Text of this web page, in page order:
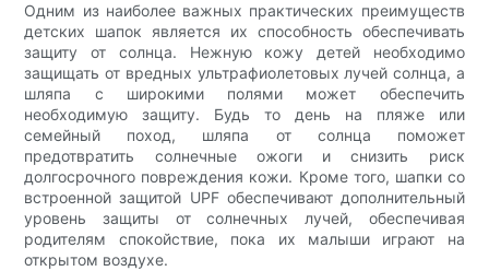
Одним из наиболее важных практических преимуществ
детских шапок является их способность обеспечивать
защиту от солнца. Нежную кожу детей необходимо
защищать от вредных ультрафиолетовых лучей солнца, а
шляпа с широкими полями может обеспечить
необходимую защиту. Будь то день на пляже или
семейный поход, шляпа от солнца поможет
предотвратить солнечные ожоги и снизить риск
долгосрочного повреждения кожи. Кроме того, шапки со
встроенной защитой UPF обеспечивают дополнительный
уровень защиты от солнечных лучей, обеспечивая
родителям спокойствие, пока их малыши играют на
открытом воздухе.